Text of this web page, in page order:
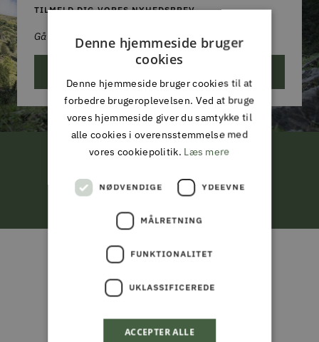
TILMELD DIG VORES NYHEDSBREV
Gå aldrig glip af et godt tilbud!
ved køb for 799,-*
til
1
til
2
til
3
til
4
ALMAS PARK & FRITID
ALT I JAGT & OUTDOOR,
FISKERI, HAVE & PARK
Denne hjemmeside bruger
cookies
Denne hjemmeside bruger cookies til at
forbedre brugeroplevelsen. Ved at bruge
vores hjemmeside giver du samtykke til
alle cookies i overensstemmelse med
vores cookiepolitik. Læs mere
NØDVENDIGE YDEEVNE
MÅLRETNING
FUNKTIONALITET
UKLASSIFICEREDE
ACCEPTER ALLE